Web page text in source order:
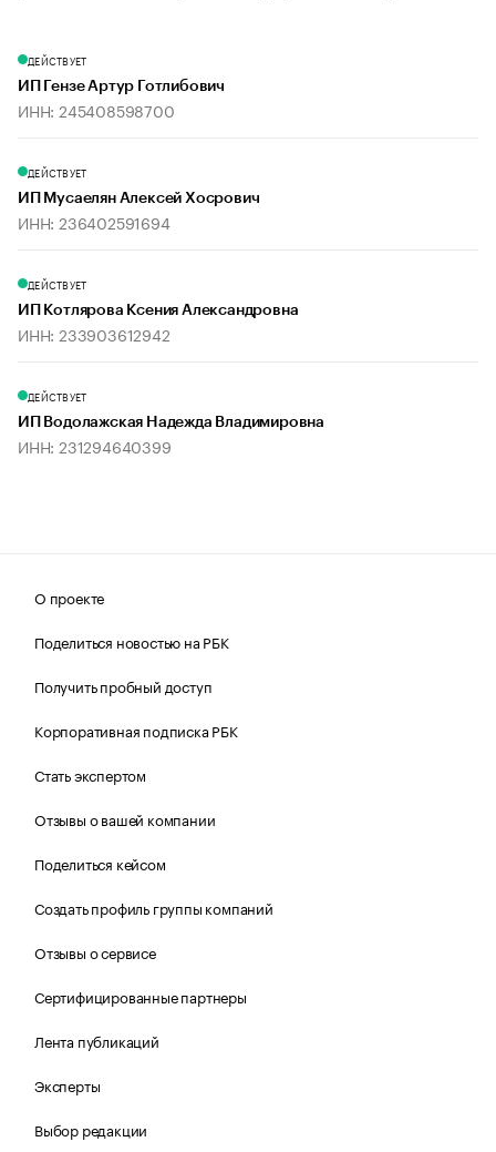
ДЕЙСТВУЕТ
ИП Гензе Артур Готлибович
ИНН: 245408598700
ДЕЙСТВУЕТ
ИП Мусаелян Алексей Хосрович
ИНН: 236402591694
ДЕЙСТВУЕТ
ИП Котлярова Ксения Александровна
ИНН: 233903612942
ДЕЙСТВУЕТ
ИП Водолажская Надежда Владимировна
ИНН: 231294640399
О проекте
Поделиться новостью на РБК
Получить пробный доступ
Корпоративная подписка РБК
Стать экспертом
Отзывы о вашей компании
Поделиться кейсом
Создать профиль группы компаний
Отзывы о сервисе
Сертифицированные партнеры
Лента публикаций
Эксперты
Выбор редакции